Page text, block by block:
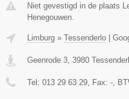
Niet gevestigd in de plaats
Henegouwen.
Limburg » Tessenderlo
Geenrode 3 3980
Tel: 013 29 63 29 , Fax: - ,